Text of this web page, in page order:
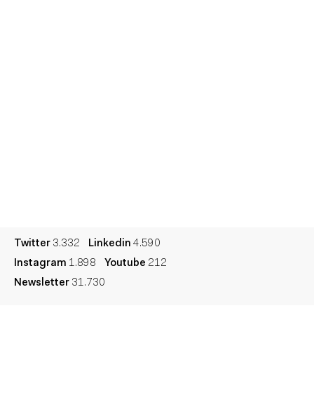
Twitter 3.332 Linkedin 4.590
Instagram 1.898 Youtube 212
Newsletter 31.730